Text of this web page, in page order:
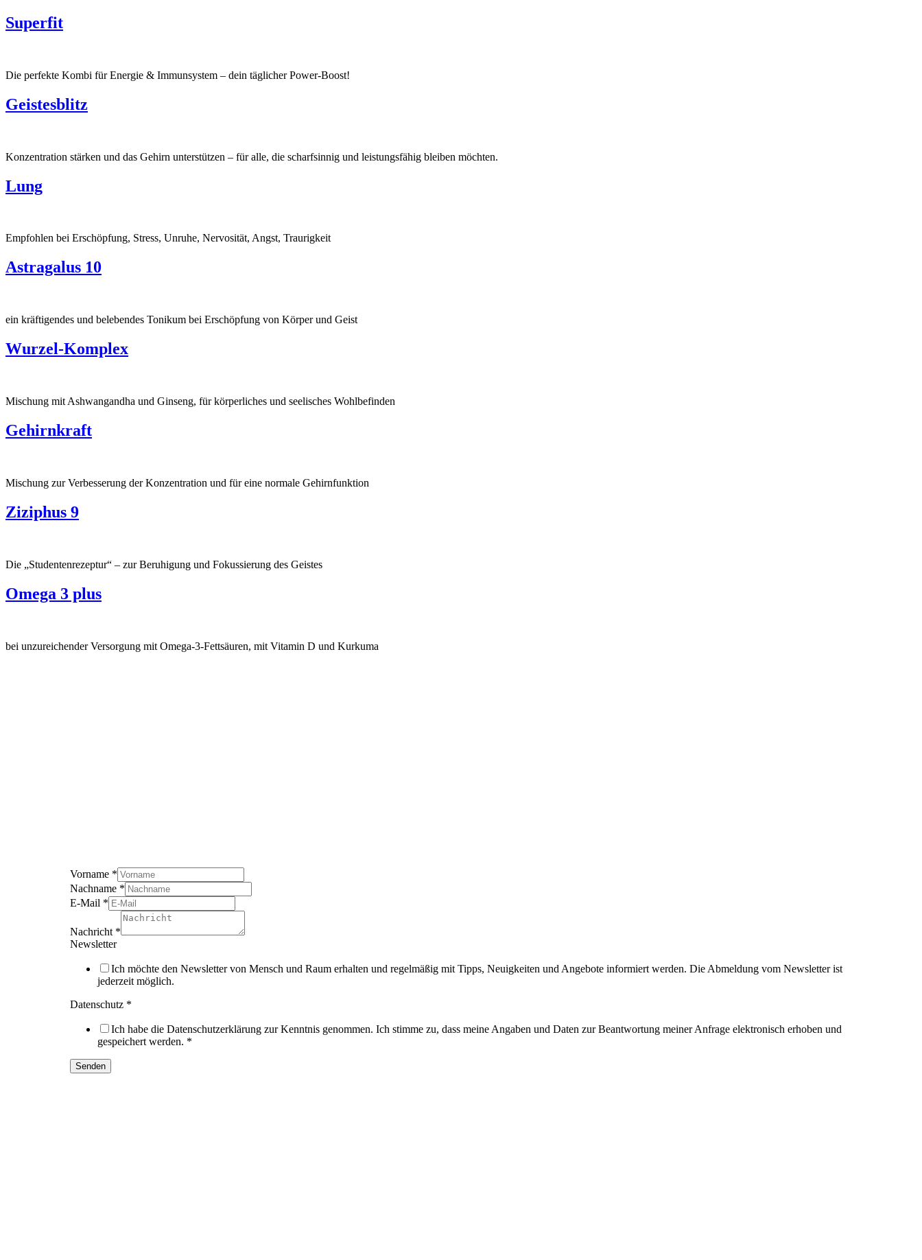
Superfit
Die perfekte Kombi für Energie & Immunsystem – dein täglicher Power-Boost!
Geistesblitz
Konzentration stärken und das Gehirn unterstützen – für alle, die scharfsinnig und leistungsfähig bleiben möchten.
Lung
Empfohlen bei Erschöpfung, Stress, Unruhe, Nervosität, Angst, Traurigkeit
Astragalus 10
ein kräftigendes und belebendes Tonikum bei Erschöpfung von Körper und Geist
Wurzel-Komplex
Mischung mit Ashwangandha und Ginseng, für körperliches und seelisches Wohlbefinden
Gehirnkraft
Mischung zur Verbesserung der Konzentration und für eine normale Gehirnfunktion
Ziziphus 9
Die „Studentenrezeptur“ – zur Beruhigung und Fokussierung des Geistes
Omega 3 plus
bei unzureichender Versorgung mit Omega-3-Fettsäuren, mit Vitamin D und Kurkuma
Vorname *
Nachname *
E-Mail *
Nachricht *
Newsletter
Ich möchte den Newsletter von Mensch und Raum erhalten und regelmäßig mit Tipps, Neuigkeiten und Angebote informiert werden. Die Abmeldung vom Newsletter ist
jederzeit möglich.
Datenschutz *
Ich habe die Datenschutzerklärung zur Kenntnis genommen. Ich stimme zu, dass meine Angaben und Daten zur Beantwortung meiner Anfrage elektronisch erhoben und
gespeichert werden. *
Senden